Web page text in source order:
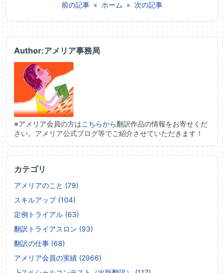
前の記事 « ホーム » 次の記事
Author:アメリア事務局
※アメリア会員の方はこちらから翻訳作品の情報をお寄せくだ
さい。アメリア公式ブログ等でご紹介させていただきます！
カテゴリ
アメリアのこと (79)
スキルアップ (104)
定例トライアル (63)
翻訳トライアスロン (93)
翻訳の仕事 (68)
アメリア会員の実績 (2966)